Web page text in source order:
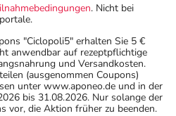
. Nicht bei
"Ciclopoli5" erhalten Sie 5 €
anwendbar auf rezeptpflichtige
und Versandkosten.
(ausgenommen Coupons)
unter www.aponeo.de und in der
bis 31.08.2026. Nur solange der
vor, die Aktion früher zu beenden.